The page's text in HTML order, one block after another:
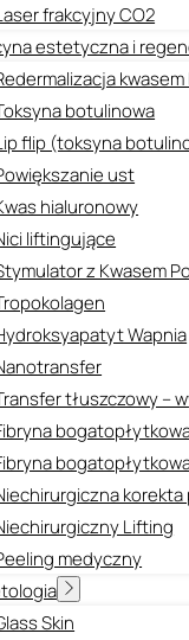
frakcyjny CO2
estetyczna i
botulinowa
flip (toksyna
ust
hialuronowy
liftingujące
z Kwasem
Wapnia
tłuszczowy –
bogatopłytkowa
korekta
Lifting
medyczny
Skin